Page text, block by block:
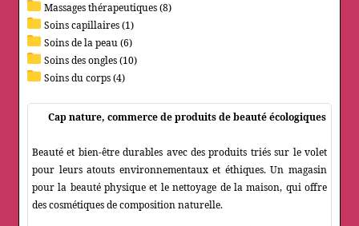
Massages thérapeutiques (8)
Soins capillaires (1)
Soins de la peau (6)
Soins des ongles (10)
Soins du corps (4)
Cap nature, commerce de produits de beauté écologiques
Beauté et bien-être durables avec des produits triés sur le volet
pour leurs atouts environnementaux et éthiques. Un magasin
pour la beauté physique et le nettoyage de la maison, qui offre
des cosmétiques de composition naturelle.